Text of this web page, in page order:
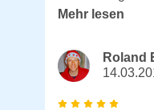
Mehr lesen
Roland